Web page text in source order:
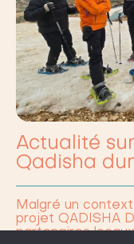
Actualité
Qadisha
Malgré un
projet QADISHA
partenaires